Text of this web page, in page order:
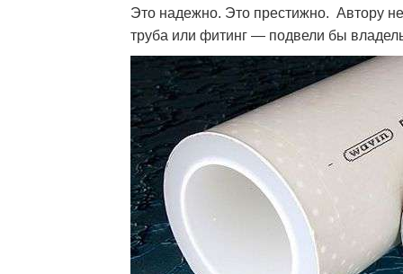
Это надежно. Это престижно. Автору
труба или фитинг — подвели бы